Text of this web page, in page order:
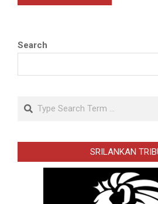
Search
Search
SRILANKAN